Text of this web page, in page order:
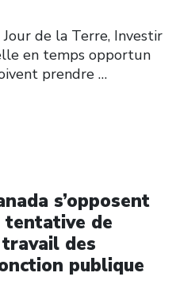
de la Terre, Investir
en temps opportun
prendre …
s’opposent
de
des
publique